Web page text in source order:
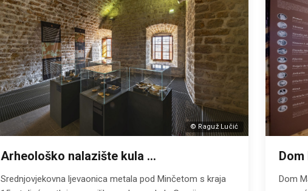
© Raguž Lučić
Arheološko nalazište kula ...
Srednjovjekovna ljevaonica metala pod Minčetom s kraja
Dom
Dom